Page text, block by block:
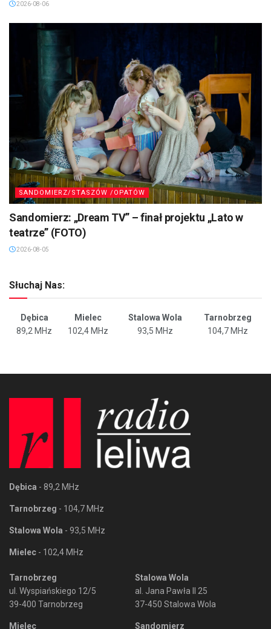
2026-08-06
SANDOMIERZ/STASZÓW /OPATÓW
Sandomierz: „Dream TV” – finał projektu „Lato w
teatrze” (FOTO)
2026-08-05
Słuchaj Nas:
Dębica Mielec Stalowa Wola
Tarnobrzeg
89,2 MHz
102,4 MHz 93,5 MHz 104,7 MHz
Dębica - 89,2 MHz
Tarnobrzeg - 104,7 MHz
Stalowa Wola - 93,5 MHz
Mielec - 102,4 MHz
Tarnobrzeg
ul. Wyspiańskiego 12/5
39-400 Tarnobrzeg
Mielec
Stalowa Wola
al. Jana Pawła II 25
37-450 Stalowa Wola
Sandomierz